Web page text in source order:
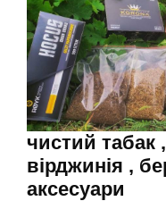
чистий табак
вірджинія ,
аксесуари